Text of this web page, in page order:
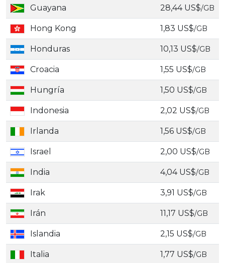
Guayana 28,44 US$/GB
Hong Kong 1,83 US$/GB
Honduras 10,13 US$/GB
Croacia 1,55 US$/GB
Hungría 1,50 US$/GB
Indonesia 2,02 US$/GB
Irlanda 1,56 US$/GB
Israel 2,00 US$/GB
India 4,04 US$/GB
Irak 3,91 US$/GB
Irán 11,17 US$/GB
Islandia 2,15 US$/GB
Italia 1,77 US$/GB